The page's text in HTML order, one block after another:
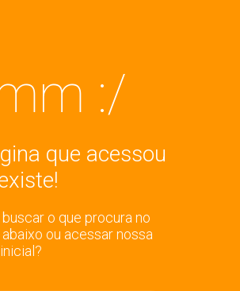
:/
que acessou
o que procura no
ou acessar nossa